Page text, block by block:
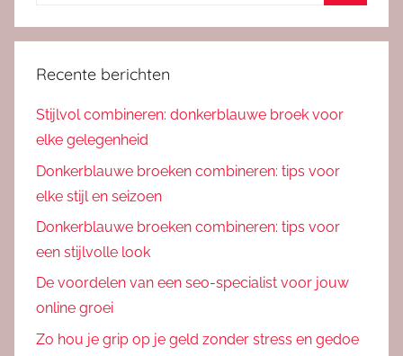
Recente berichten
Stijlvol combineren: donkerblauwe broek voor
elke gelegenheid
Donkerblauwe broeken combineren: tips voor
elke stijl en seizoen
Donkerblauwe broeken combineren: tips voor
een stijlvolle look
De voordelen van een seo-specialist voor jouw
online groei
Zo hou je grip op je geld zonder stress en gedoe